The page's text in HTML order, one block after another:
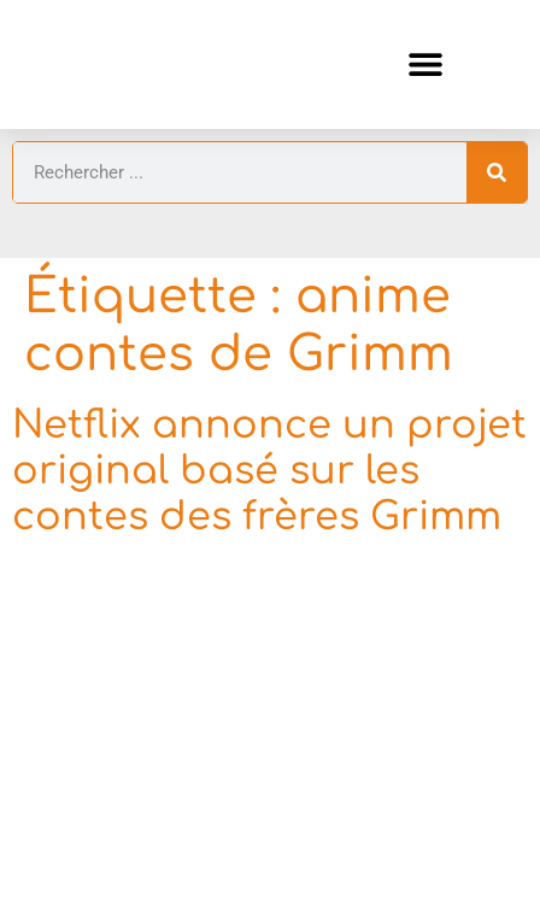
Étiquette : anime
contes de Grimm
Netflix annonce un projet
original basé sur les
contes des frères Grimm